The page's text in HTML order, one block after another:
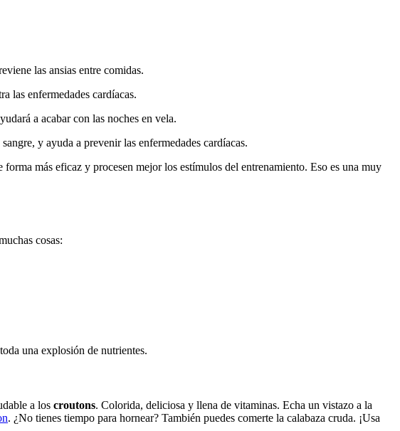
las ansias entre comidas.
las enfermedades cardíacas.
a acabar con las noches en vela.
y ayuda a prevenir las enfermedades cardíacas.
más eficaz y procesen mejor los estímulos del entrenamiento. Eso es una muy
cosas:
una explosión de nutrientes.
a los croutons. Colorida, deliciosa y llena de vitaminas. Echa un vistazo a la
. ¿No tienes tiempo para hornear? También puedes comerte la calabaza cruda. ¡Usa